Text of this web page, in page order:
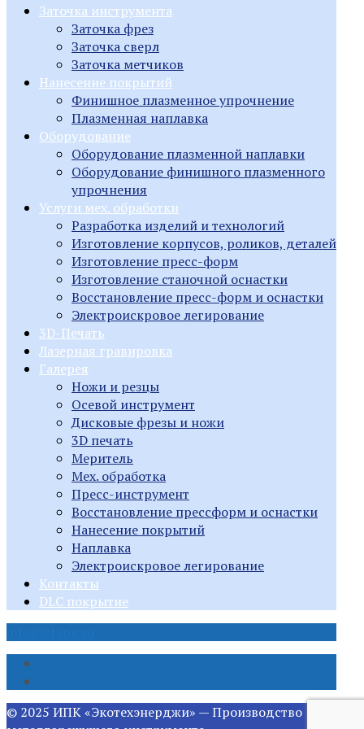
Заточка инструмента
Заточка фрез
Заточка сверл
Заточка метчиков
Нанесение покрытий
Финишное плазменное упрочнение
Плазменная наплавка
Оборудование
Оборудование плазменной наплавки
Оборудование финишного плазменного
упрочнения
Услуги мех. обработки
Разработка изделий и технологий
Изготовление корпусов, роликов, деталей
Изготовление пресс-форм
Изготовление станочной оснастки
Восстановление пресс-форм и оснастки
Электроискровое легирование
3D-Печать
Лазерная гравировка
Галерея
Ножи и резцы
Осевой инструмент
Дисковые фрезы и ножи
3D печать
Меритель
Мех. обработка
Пресс-инструмент
Восстановление прессформ и оснастки
Нанесение покрытий
Наплавка
Электроискровое легирование
Контакты
DLC покрытие
© 2025 ИПК «Экотехэнерджи» — Производство